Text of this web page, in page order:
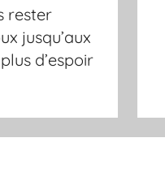
rester
jusqu’aux
d’espoir